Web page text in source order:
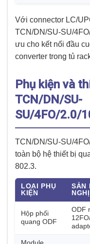
Với connector LC/
TCN/DN/SU-SU/
ưu cho kết nối đầu
converter trong tủ
Phụ kiện và
TCN/DN/SU-
SU/4FO/2.0/
TCN/DN/SU-SU/
toàn bộ hệ thiết bị
802.3.
LOẠI PHỤ
KIỆN
SẢN
NGHỊ
Hộp phối
quang ODF
ODF